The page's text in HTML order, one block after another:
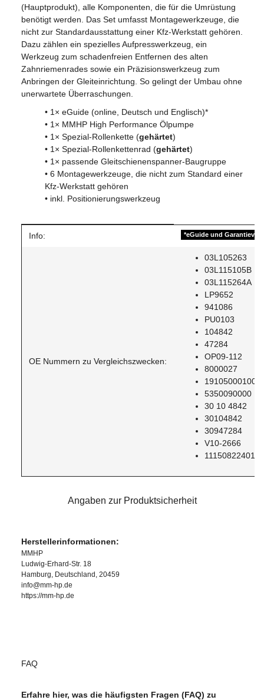
(Hauptprodukt), alle Komponenten, die für die Umrüstung
benötigt werden. Das Set umfasst Montagewerkzeuge, die
nicht zur Standardausstattung einer Kfz-Werkstatt gehören.
Dazu zählen ein spezielles Aufpresswerkzeug, ein
Werkzeug zum schadenfreien Entfernen des alten
Zahnriemenrades sowie ein Präzisionswerkzeug zum
Anbringen der Gleiteinrichtung. So gelingt der Umbau ohne
unerwartete Überraschungen.
• 1× eGuide (online, Deutsch und Englisch)*
• 1× MMHP High Performance Ölpumpe
• 1× Spezial-Rollenkette (gehärtet)
• 1× Spezial-Rollenkettenrad (gehärtet)
• 1× passende Gleitschienen­spanner-Baugruppe
• 6 Montagewerkzeuge, die nicht zum Standard einer
Kfz-Werkstatt gehören
• inkl. Positionierungswerkzeug
Info: *eGuide und
OE Nummern zu Vergleichszwecken:
03L105263
03L115105B
03L115264A
LP9652
941086
PU0103
104842
47284
OP09-112
8000027
19105000100
5350090000
30 10 4842
30104842
30947284
V10-2666
11150822401
Angaben zur Produktsicherheit
Herstellerinformationen:
MMHP
Ludwig-Erhard-Str. 18
Hamburg, Deutschland, 20459
info@mm-hp.de
https://mm-hp.de
FAQ
Erfahre hier, was die häufigsten Fragen (FAQ) zu